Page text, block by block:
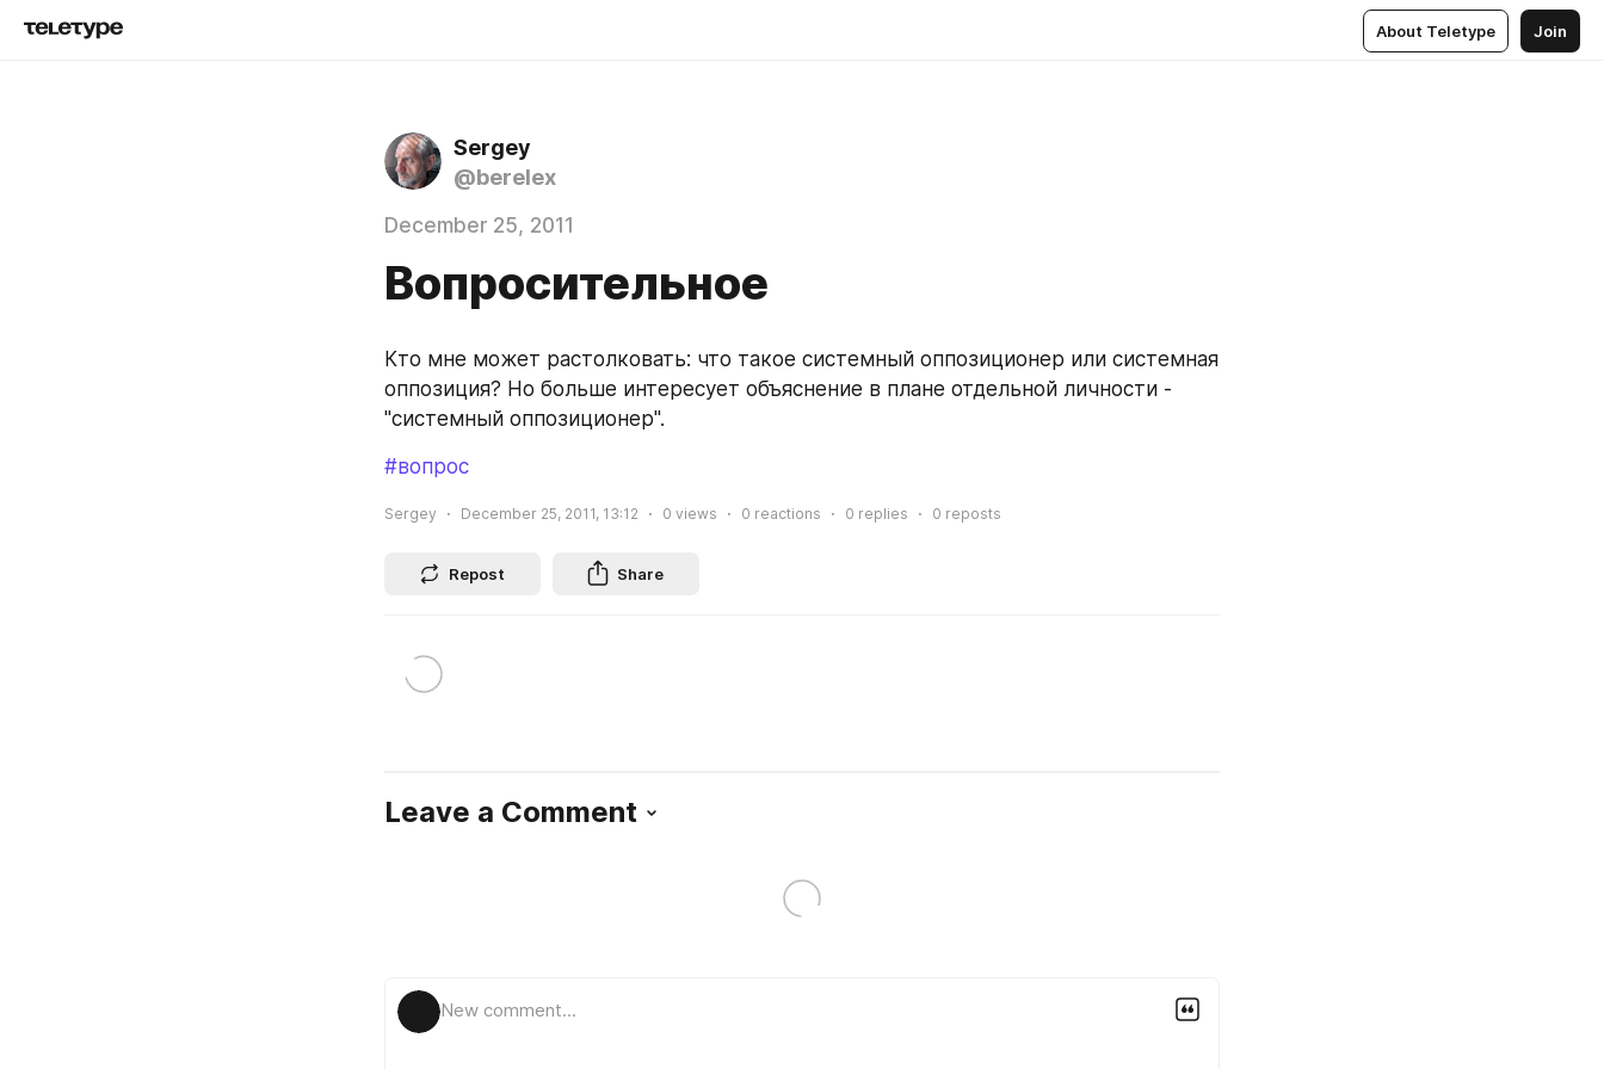
About Teletype Join
Sergey
@berelex
December 25, 2011
Вопросительное
Кто мне может растолковать: что такое системный оппозиционер или системная
оппозиция? Но больше интересует объяснение в плане отдельной личности -
"системный оппозиционер".
#вопрос
Sergey December 25, 2011, 13:12 0 views 0 reactions 0 replies 0 reposts
Repost Share
Leave a Comment